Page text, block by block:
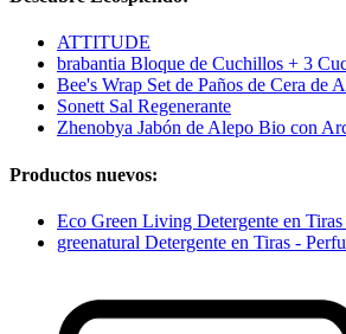
ATTITUDE
brabantia Bloque de Cuchillos + 3
Bee's Wrap Set de Paños de Cera de
Sonett Sal Regenerante
Zhenobya Jabón de Alepo Bio con
Productos nuevos:
Eco Green Living Detergente en
greenatural Detergente en Tiras -